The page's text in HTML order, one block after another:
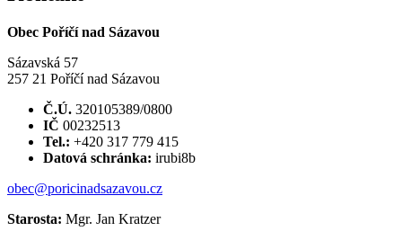
Obec Poříčí nad Sázavou
Sázavská 57
257 21 Poříčí nad Sázavou
Č.Ú. 320105389/0800
IČ 00232513
Tel.: +420 317 779 415
Datová schránka: irubi8b
obec@poricinadsazavou.cz
Starosta: Mgr. Jan Kratzer